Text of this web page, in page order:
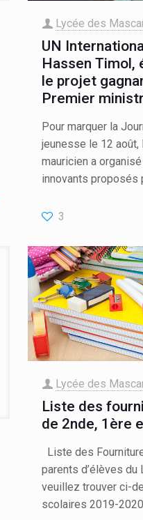
Lycée des
UN
Hassen Timol,
le projet
Premier
Pour marquer la
jeunesse le 12 août,
mauricien a
innovants proposés
3
Lycée des
Liste des
de 2nde, 1ère
Liste des
parents d’élèves
veuillez trouver ci-
scolaires 2019-